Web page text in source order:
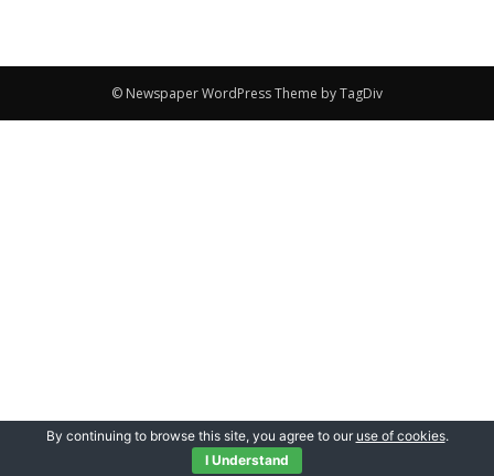
© Newspaper WordPress Theme by TagDiv
By continuing to browse this site, you agree to our use of cookies.
I Understand